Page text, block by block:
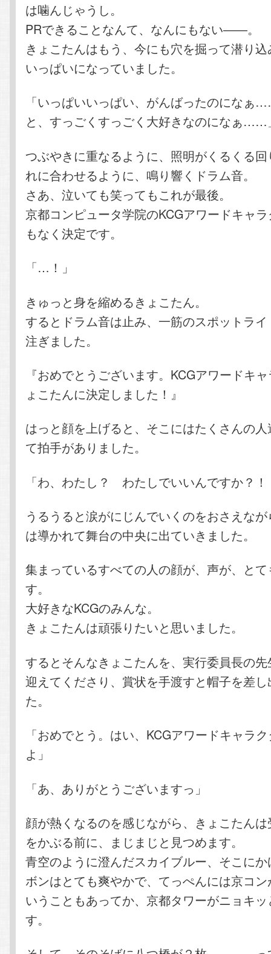
は噛んじゃうし。
PRできることなんて、なんにもない――。
きょこたんはもう、今にも穴を掘って潜り
いっぱいになっていました。
「いっぱいいっぱい、がんばったのになぁ
と、すっごくすっごく大好きなのになぁ……
つぶやきに重なるように、照明がくるくる
れに合わせるように、鳴り響くドラム音。
さあ、泣いても笑ってもこれが最後。
京都コンピュータ学院のKCGアワードキャ
もなく決定です。
「…！」
きゅっと身を縮めるきょこたん。
するとドラム音は止み、一筋のスポットラ
注ぎました。
『おめでとうございます。KCGアワードキ
ょこたんに決定しました！』
はっと顔を上げると、そこにはたくさんの
て拍手がありました。
「わ、わたし？ わたしでいいんですか
うるうると涙がにじんでいくのをおさえな
は導かれて舞台の中央に出ていきました。
集まっているすべての人の顔が、声が、と
す。
大好きなKCGのみんな。
きょこたんは頑張りたいと思いました。
するとそんなきょこたんを、実行委員長の
迎えてくださり、賞状を手渡すと帽子を差
た。
「おめでとう。はい、KCGアワードキャラ
よ」
「あ、ありがとうございますっ」
顔が熱くなるのを感じながら、きょこたん
をかぶる前に、まじまじと見つめます。
青空のように澄んだスカイブルー、そこに
ボンはとても爽やかで、てっぺんには京コ
いうこともあってか、京都タワーがニョキ
す。